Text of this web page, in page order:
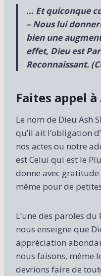
… Et quiconque
– Nous lui
bien une
effet, Dieu est
Reconnaissant.
Faites appel
Le nom de Dieu Ash
qu’il ait l’obligation
nos actes ou notre
est Celui qui est le
donne avec
même pour de
L’une des paroles
nous enseigne que
appréciation
nous faisons, même
devrions faire de